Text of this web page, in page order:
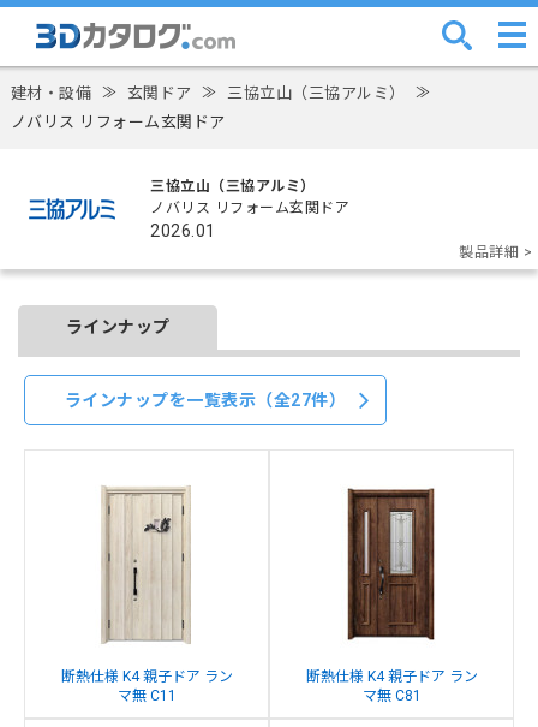
建材・設備 ≫ 玄関ドア ≫ 三協立山（三協アルミ） ≫
ノバリス リフォーム玄関ドア
三協立山（三協アルミ）
ノバリス リフォーム玄関ドア
2026.01
製品詳細 >
ラインナップ
ラインナップを一覧表示（全27件）
断熱仕様 K4 親子ドア ラン
マ無 C11
断熱仕様 K4 親子ドア ラン
マ無 C81